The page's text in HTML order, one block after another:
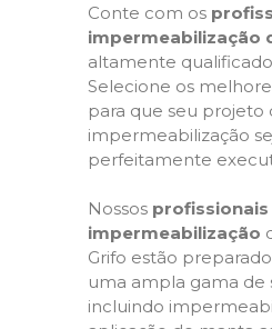
Conte com os
impermeabilização
altamente
Selecione os
para que seu projeto
impermeabilização
perfeitamente
Nossos profissionais
impermeabilização
Grifo estão
uma ampla gama de
incluindo